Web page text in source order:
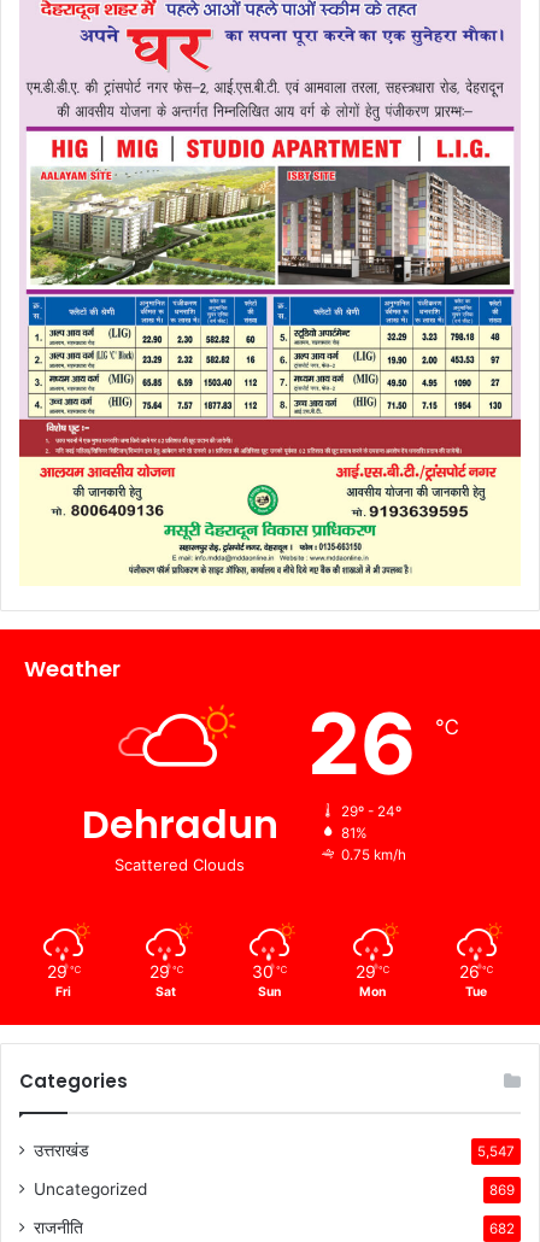
Weather
Dehradun
Scattered Clouds
26 ℃
29º - 24º
81%
0.75 km/h
29 ℃
Fri
29 ℃
Sat
30 ℃
Sun
29 ℃
Mon
26 ℃
Tue
Categories
उत्तराखंड 5,547
Uncategorized 869
राजनीति 682